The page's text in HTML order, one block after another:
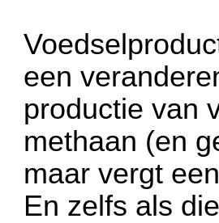
een
productie van
methaan (en
maar vergt
En zelfs als